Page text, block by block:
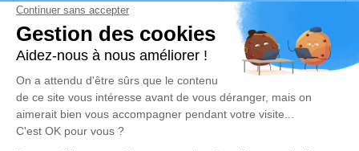
vos condoléances, partager des photos souvenirs, une
anecdote ou exprimer vos pensées à travers des
poèmes ou des textes. Cet endroit est un lieu
d'expression dédié à honorer la mémoire de Marie
Louise RICHARD.
Un service de plantation d’arbre hommage est
disponible ici